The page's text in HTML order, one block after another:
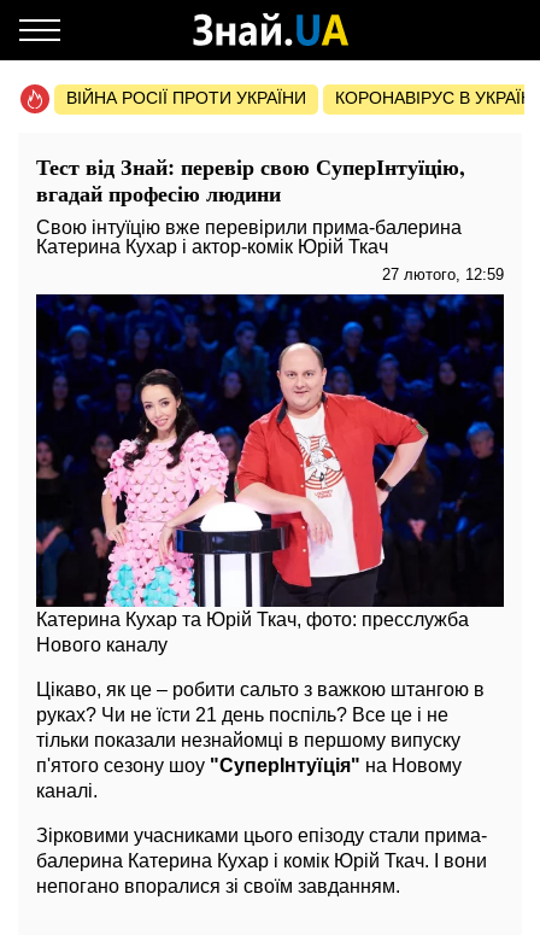
ВІЙНА РОСІЇ ПРОТИ УКРАЇНИ КОРОНАВІРУС В УКРАЇНІ
Тест від Знай: перевір свою СуперІнтуїцію,
вгадай професію людини
Свою інтуїцію вже перевірили прима-балерина
Катерина Кухар і актор-комік Юрій Ткач
27 лютого, 12:59
Катерина Кухар та Юрій Ткач, фото: пресслужба
Нового каналу
Цікаво, як це – робити сальто з важкою штангою в
руках? Чи не їсти 21 день поспіль? Все це і не
тільки показали незнайомці в першому випуску
п'ятого сезону шоу "СуперІнтуїція" на Новому
каналі.
Зірковими учасниками цього епізоду стали прима-
балерина Катерина Кухар і комік Юрій Ткач. І вони
непогано впоралися зі своїм завданням.